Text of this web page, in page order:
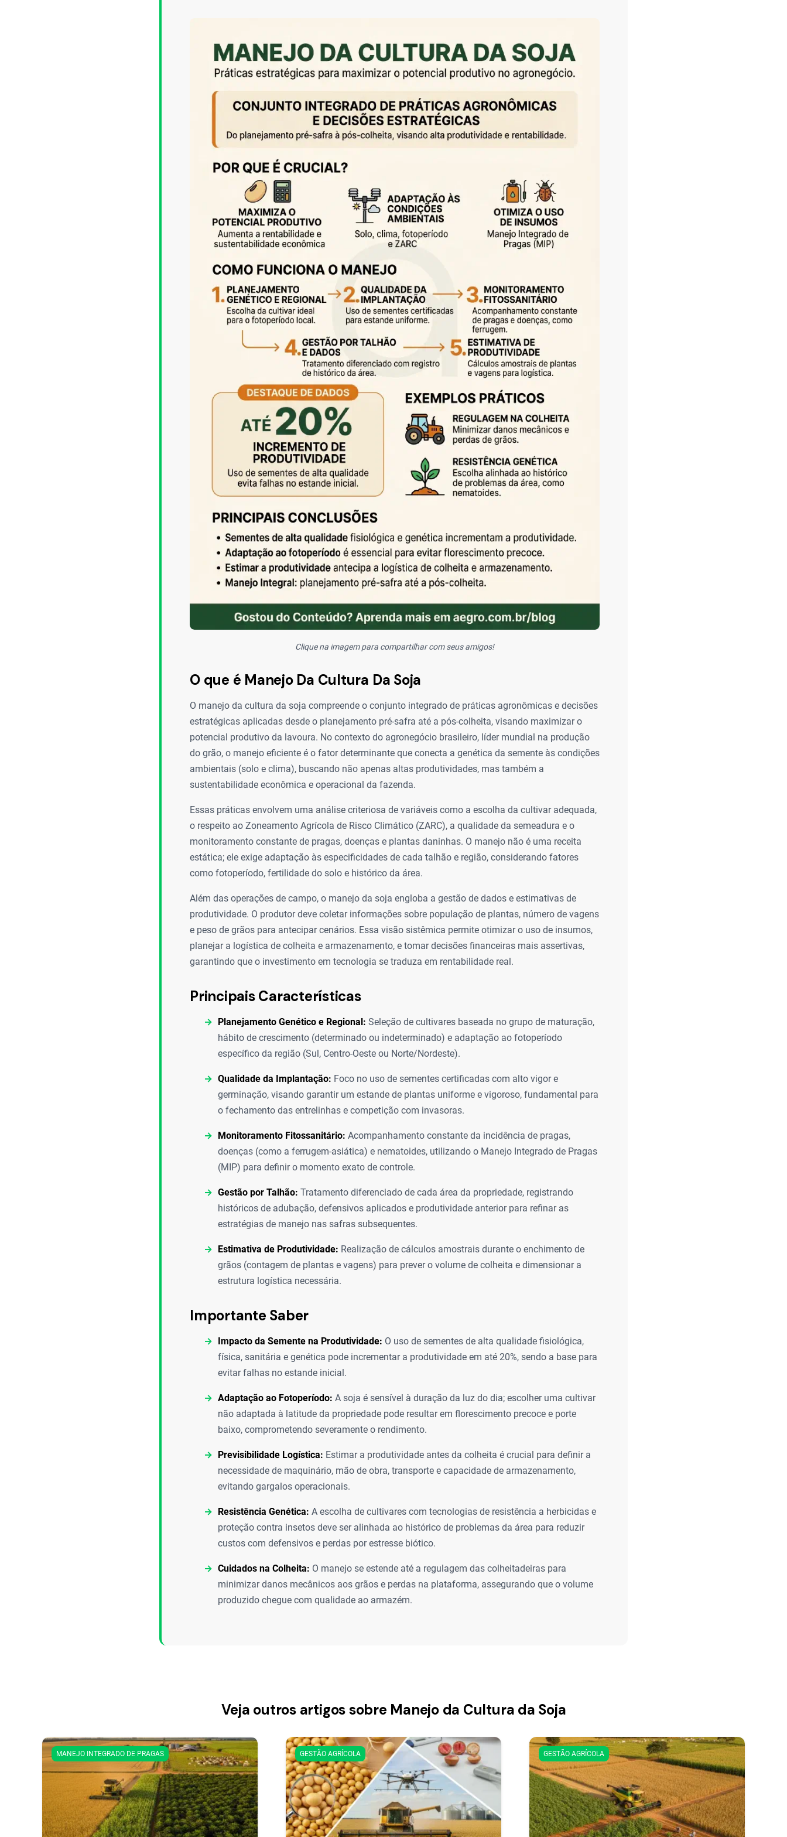
Clique na imagem para compartilhar com seus amigos!
O que é Manejo Da Cultura Da Soja
O manejo da cultura da soja compreende o conjunto integrado de práticas agronômicas e decisões
estratégicas aplicadas desde o planejamento pré-safra até a pós-colheita, visando maximizar o
potencial produtivo da lavoura. No contexto do agronegócio brasileiro, líder mundial na produção
do grão, o manejo eficiente é o fator determinante que conecta a genética da semente às condições
ambientais (solo e clima), buscando não apenas altas produtividades, mas também a
sustentabilidade econômica e operacional da fazenda.
Essas práticas envolvem uma análise criteriosa de variáveis como a escolha da cultivar adequada,
o respeito ao Zoneamento Agrícola de Risco Climático (ZARC), a qualidade da semeadura e o
monitoramento constante de pragas, doenças e plantas daninhas. O manejo não é uma receita
estática; ele exige adaptação às especificidades de cada talhão e região, considerando fatores
como fotoperíodo, fertilidade do solo e histórico da área.
Além das operações de campo, o manejo da soja engloba a gestão de dados e estimativas de
produtividade. O produtor deve coletar informações sobre população de plantas, número de vagens
e peso de grãos para antecipar cenários. Essa visão sistêmica permite otimizar o uso de insumos,
planejar a logística de colheita e armazenamento, e tomar decisões financeiras mais assertivas,
garantindo que o investimento em tecnologia se traduza em rentabilidade real.
Principais Características
Planejamento Genético e Regional: Seleção de cultivares baseada no grupo de maturação,
hábito de crescimento (determinado ou indeterminado) e adaptação ao fotoperíodo
específico da região (Sul, Centro-Oeste ou Norte/Nordeste).
Qualidade da Implantação: Foco no uso de sementes certificadas com alto vigor e
germinação, visando garantir um estande de plantas uniforme e vigoroso, fundamental para
o fechamento das entrelinhas e competição com invasoras.
Monitoramento Fitossanitário: Acompanhamento constante da incidência de pragas,
doenças (como a ferrugem-asiática) e nematoides, utilizando o Manejo Integrado de Pragas
(MIP) para definir o momento exato de controle.
Gestão por Talhão: Tratamento diferenciado de cada área da propriedade, registrando
históricos de adubação, defensivos aplicados e produtividade anterior para refinar as
estratégias de manejo nas safras subsequentes.
Estimativa de Produtividade: Realização de cálculos amostrais durante o enchimento de
grãos (contagem de plantas e vagens) para prever o volume de colheita e dimensionar a
estrutura logística necessária.
Importante Saber
Impacto da Semente na Produtividade: O uso de sementes de alta qualidade fisiológica,
física, sanitária e genética pode incrementar a produtividade em até 20%, sendo a base para
evitar falhas no estande inicial.
Adaptação ao Fotoperíodo: A soja é sensível à duração da luz do dia; escolher uma cultivar
não adaptada à latitude da propriedade pode resultar em florescimento precoce e porte
baixo, comprometendo severamente o rendimento.
Previsibilidade Logística: Estimar a produtividade antes da colheita é crucial para definir a
necessidade de maquinário, mão de obra, transporte e capacidade de armazenamento,
evitando gargalos operacionais.
Resistência Genética: A escolha de cultivares com tecnologias de resistência a herbicidas e
proteção contra insetos deve ser alinhada ao histórico de problemas da área para reduzir
custos com defensivos e perdas por estresse biótico.
Cuidados na Colheita: O manejo se estende até a regulagem das colheitadeiras para
minimizar danos mecânicos aos grãos e perdas na plataforma, assegurando que o volume
produzido chegue com qualidade ao armazém.
Veja outros artigos sobre Manejo da Cultura da Soja
MANEJO INTEGRADO DE PRAGAS GESTÃO AGRÍCOLA GESTÃO AGRÍCOLA